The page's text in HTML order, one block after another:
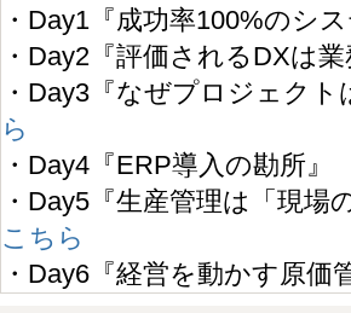
・Day1『成功率100%のシス
・Day2『評価されるDXは業
・Day3『なぜプロジェク
ら
・Day4『ERP導入の勘所』
・Day5『生産管理は「現
こちら
・Day6『経営を動かす原価